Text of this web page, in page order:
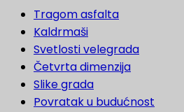
Tragom asfalta
Kaldrmaši
Svetlosti velegrada
Četvrta dimenzija
Slike grada
Povratak u budućnost